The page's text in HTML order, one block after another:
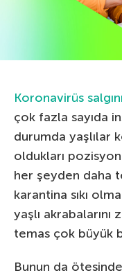
Koronavirüs salgını
çok fazla sayıda
durumda yaşlılar
oldukları
her şeyden daha
karantina sıkı
yaşlı
temas çok büyük
Bunun da